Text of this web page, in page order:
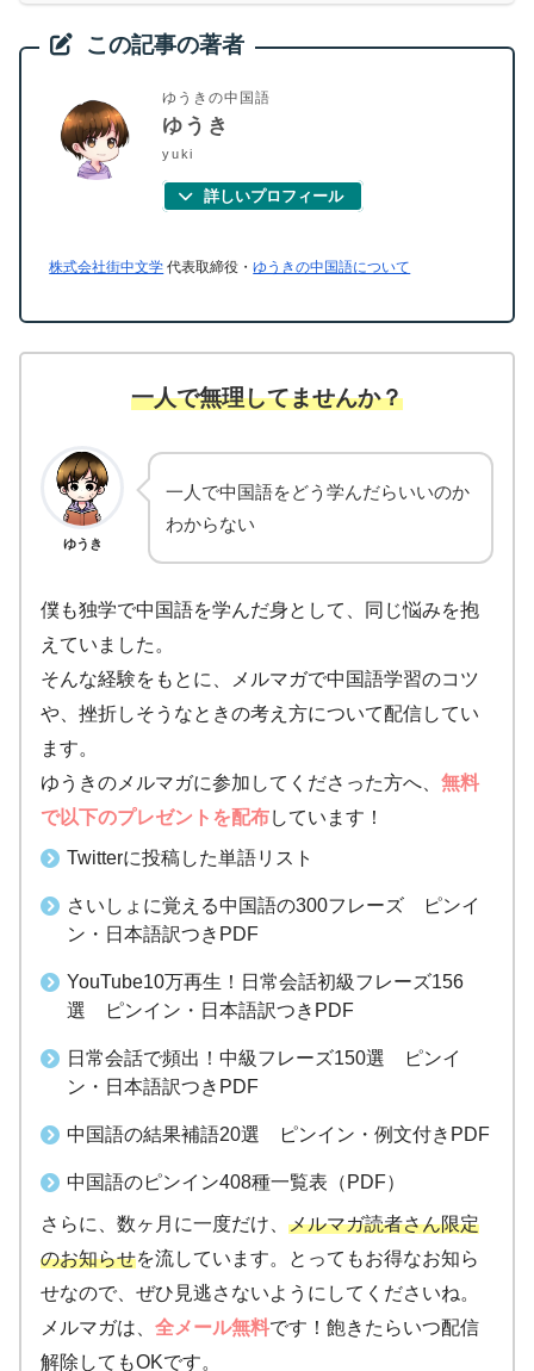
この記事の著者
ゆうきの中国語
ゆうき
yuki
詳しいプロフィール
株式会社街中文学 代表取締役・ゆうきの中国語について
一人で無理してませんか？
ゆうき
一人で中国語をどう学んだらいいのか
わからない
僕も独学で中国語を学んだ身として、同じ悩みを抱
えていました。
そんな経験をもとに、メルマガで中国語学習のコツ
や、挫折しそうなときの考え方について配信してい
ます。
ゆうきのメルマガに参加してくださった方へ、 無料
で以下のプレゼントを配布しています！
Twitterに投稿した単語リスト
さいしょに覚える中国語の300フレーズ ピンイ
ン・日本語訳つきPDF
YouTube10万再生！日常会話初級フレーズ156
選 ピンイン・日本語訳つきPDF
日常会話で頻出！中級フレーズ150選 ピンイ
ン・日本語訳つきPDF
中国語の結果補語20選 ピンイン・例文付きPDF
中国語のピンイン408種一覧表（PDF）
さらに、数ヶ月に一度だけ、 メルマガ読者さん限定
のお知らせを流しています。とってもお得なお知ら
せなので、ぜひ見逃さないようにしてくださいね。
メルマガは、 全メール無料です！飽きたらいつ配信
解除してもOKです。